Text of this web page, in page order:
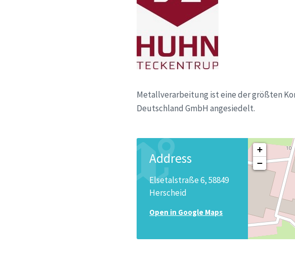
Metallverarbeitung ist eine der größten
Deutschland GmbH angesiedelt.
Address
Elsetalstraße 6, 58849
Herscheid
Open in Google Maps
+
−